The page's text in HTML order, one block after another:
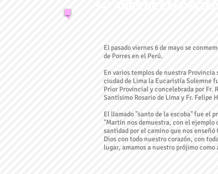
El pasado viernes 6 de mayo se
de Porres en el Perú.
En varios templos de nuestra
ciudad de Lima la Eucaristía Solemne
Prior Provincial y concelebrada por Fr.
Santísimo Rosario de Lima y Fr. Felipe
El llamado "santo de la escoba" fue el
"Martín nos demuestra, con el ejemplo
santidad por el camino que nos
Dios con todo nuestro corazón, con
lugar, amamos a nuestro prójimo como